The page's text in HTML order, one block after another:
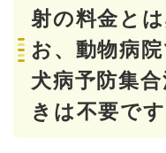
射の料金と
お、動物病
犬病予防集
きは不要です